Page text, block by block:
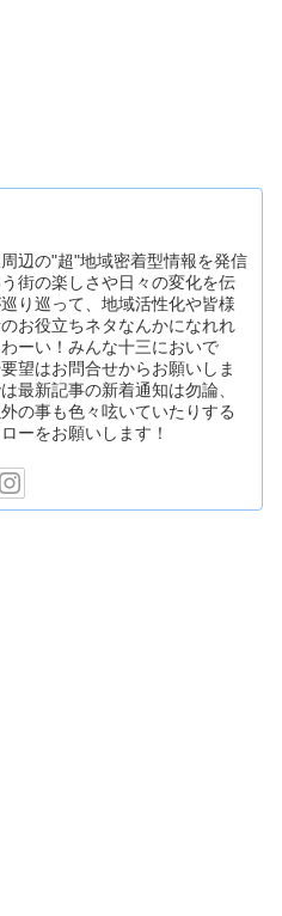
辺の"超"地域密着型情報を発信
街の楽しさや日々の変化を伝
り巡って、地域活性化や皆様
お役立ちネタなんかになれれ
ーい！みんな十三においで
望はお問合せからお願いしま
最新記事の新着通知は勿論、
の事も色々呟いていたりする
ーをお願いします！